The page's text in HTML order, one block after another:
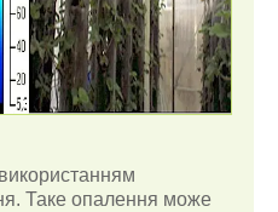
Таке опалення може